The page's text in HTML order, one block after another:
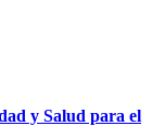
y Salud para el